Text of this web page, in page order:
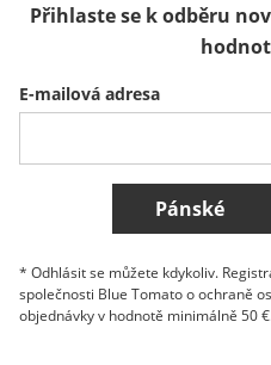
Belgique (Français)
Přihlaste se k odběru
E-mailová adresa
Pánské
* Odhlásit se můžete kdykoliv.
společnosti Blue Tomato o ochraně
objednávky v hodnotě minimálně 50